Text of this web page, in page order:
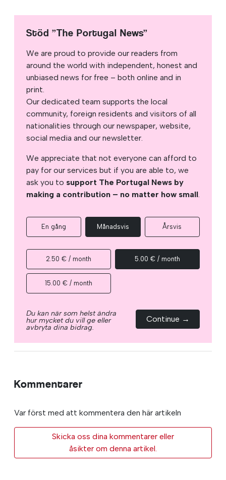
Stöd ”The Portugal News”
We are proud to provide our readers from
around the world with independent, honest and
unbiased news for free – both online and in
print.
Our dedicated team supports the local
community, foreign residents and visitors of all
nationalities through our newspaper, website,
social media and our newsletter.
We appreciate that not everyone can afford to
pay for our services but if you are able to, we
ask you to support The Portugal News by
making a contribution – no matter how small.
En gång Månadsvis Årsvis
2.50 € / month 5.00 € / month
15.00 € / month
Du kan när som helst ändra
hur mycket du vill ge eller
avbryta dina bidrag.
Continue →
Kommentarer
Var först med att kommentera den här artikeln
Skicka oss dina kommentarer eller
åsikter om denna artikel.